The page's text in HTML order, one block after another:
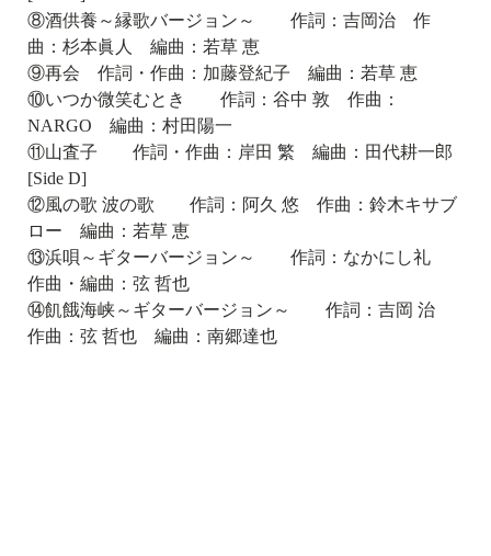
⑧酒供養～縁歌バージョン～ 作詞：吉岡治 作
曲：杉本眞人 編曲：若草 恵
⑨再会 作詞・作曲：加藤登紀子 編曲：若草 恵
⑩いつか微笑むとき 作詞：谷中 敦 作曲：
NARGO 編曲：村田陽一
⑪山査子 作詞・作曲：岸田 繁 編曲：田代耕一郎
[Side D]
⑫風の歌 波の歌 作詞：阿久 悠 作曲：鈴木キサブ
ロー 編曲：若草 恵
⑬浜唄～ギターバージョン～ 作詞：なかにし礼
作曲・編曲：弦 哲也
⑭飢餓海峡～ギターバージョン～ 作詞：吉岡 治
作曲：弦 哲也 編曲：南郷達也